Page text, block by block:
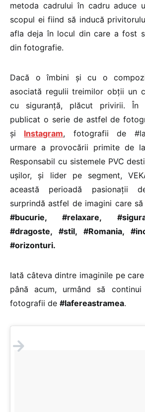
metoda cadrului în cadru aduce
scopul ei fiind să inducă
afla deja în locul din care a fost
din fotografie.
Dacă o îmbini și cu o
asociată regulii treimilor obții un
cu siguranță, plăcut privirii. În
publicat o serie de astfel de
și Instagram, fotografii de
urmare a provocării primite de
Responsabil cu sistemele PVC
ușilor, și lider pe segment,
această perioadă pasionații
surprindă astfel de imagini care
#bucurie, #relaxare,
#dragoste, #stil, #Romania,
#orizonturi.
Iată câteva dintre imaginile pe
până acum, urmând să
fotografii de #lafereastramea.